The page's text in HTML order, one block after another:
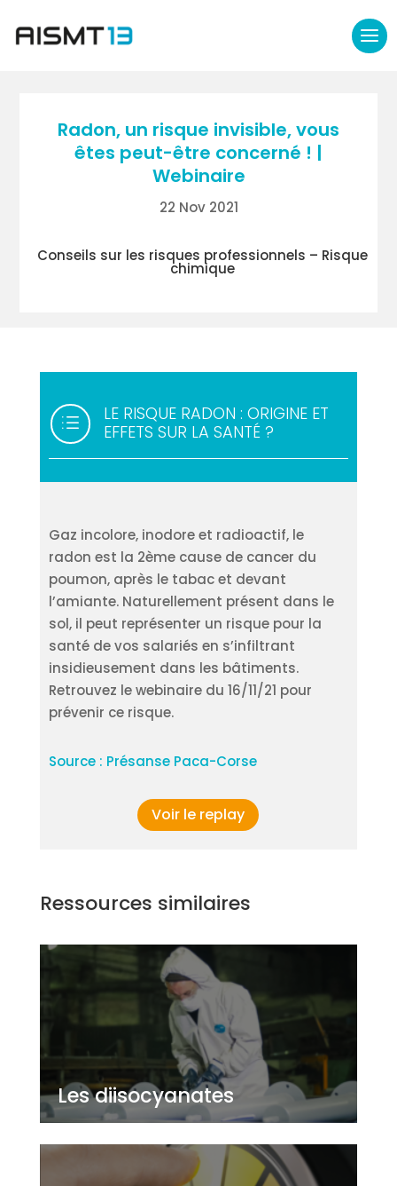
Radon, un risque invisible, vous
êtes peut-être concerné ! |
Webinaire
22 Nov 2021
Conseils sur les risques professionnels – Risque
chimique
d
LE RISQUE RADON : ORIGINE ET
EFFETS SUR LA SANTÉ ?
Gaz incolore, inodore et radioactif, le
radon est la 2ème cause de cancer du
poumon, après le tabac et devant
l’amiante. Naturellement présent dans le
sol, il peut représenter un risque pour la
santé de vos salariés en s’infiltrant
insidieusement dans les bâtiments.
Retrouvez le webinaire du 16/11/21 pour
prévenir ce risque.
Source : Présanse Paca-Corse
Voir le replay
Ressources similaires
Les diisocyanates